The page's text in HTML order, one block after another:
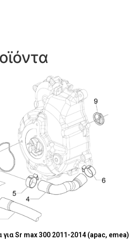
Sr max 300 2011-2014 (apac, emea)